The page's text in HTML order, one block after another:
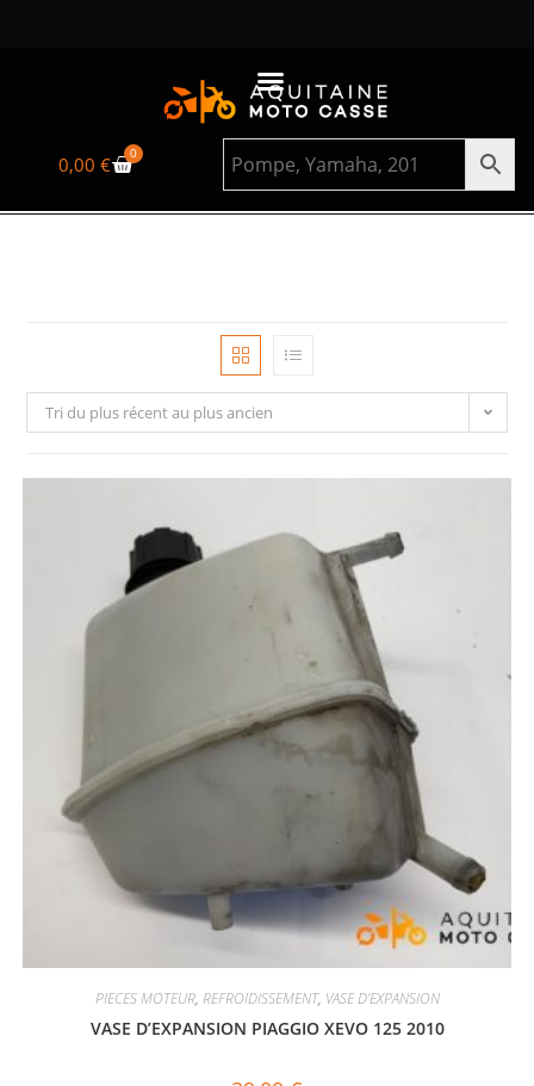
0,00€ 0
Tri du plus récent au plus ancien
PIECES MOTEUR, REFROIDISSEMENT, VASE D'EXPANSION
VASE D’EXPANSION PIAGGIO XEVO 125 2010